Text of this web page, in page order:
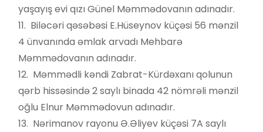
yaşayış evi qızı Günel Məmmədovanın adınadır.
11. Biləcəri qəsəbəsi E.Hüseynov küçəsi 56 mənzil
4 ünvanında əmlak arvadı Mehbarə
Məmmədovanın adınadır.
12. Məmmədli kəndi Zabrat-Kürdəxanı qolunun
qərb hissəsində 2 saylı binada 42 nömrəli mənzil
oğlu Elnur Məmmədovun adınadır.
13. Nərimanov rayonu Ə.Əliyev küçəsi 7A saylı